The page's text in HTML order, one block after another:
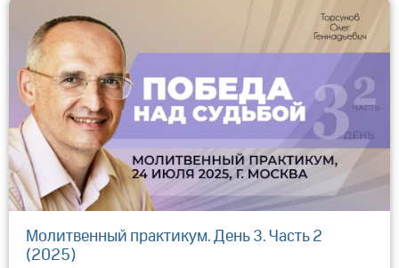
Молитвенный практикум. День 3. Часть 2
(2025)